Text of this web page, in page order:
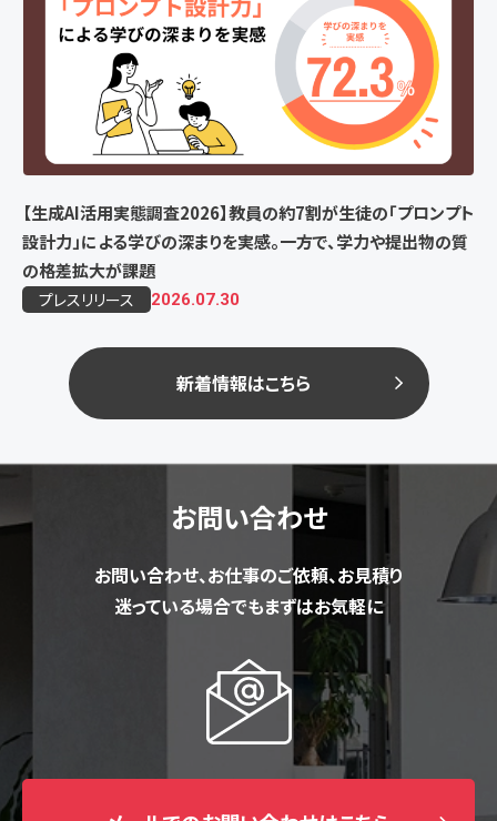
【生成AI活用実態調査2026】教員の約7割が生徒の「プロンプト
設計力」による学びの深まりを実感。一方で、学力や提出物の質
の格差拡大が課題
プレスリリース 2026.07.30
新着情報はこちら
お問い合わせ
お問い合わせ、お仕事のご依頼、お見積り
迷っている場合でもまずはお気軽に